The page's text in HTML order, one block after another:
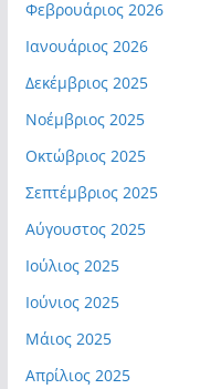
Φεβρουάριος 2026
Ιανουάριος 2026
Δεκέμβριος 2025
Νοέμβριος 2025
Οκτώβριος 2025
Σεπτέμβριος 2025
Αύγουστος 2025
Ιούλιος 2025
Ιούνιος 2025
Μάιος 2025
Απρίλιος 2025